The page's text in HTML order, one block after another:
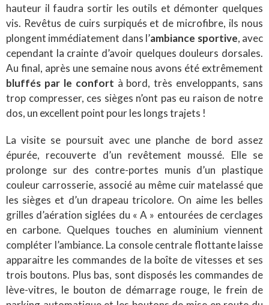
hauteur il faudra sortir les outils et démonter quelques
vis. Revêtus de cuirs surpiqués et de microfibre, ils nous
plongent immédiatement dans l’ambiance sportive, avec
cependant la crainte d’avoir quelques douleurs dorsales.
Au final, après une semaine nous avons été extrêmement
bluffés par le confort à bord, très enveloppants, sans
trop compresser, ces sièges n’ont pas eu raison de notre
dos, un excellent point pour les longs trajets !
La visite se poursuit avec une planche de bord assez
épurée, recouverte d’un revêtement moussé. Elle se
prolonge sur des contre-portes munis d’un plastique
couleur carrosserie, associé au même cuir matelassé que
les sièges et d’un drapeau tricolore. On aime les belles
grilles d’aération siglées du « A » entourées de cerclages
en carbone. Quelques touches en aluminium viennent
compléter l’ambiance. La console centrale flottante laisse
apparaitre les commandes de la boîte de vitesses et ses
trois boutons. Plus bas, sont disposés les commandes de
lève-vitres, le bouton de démarrage rouge, le frein de